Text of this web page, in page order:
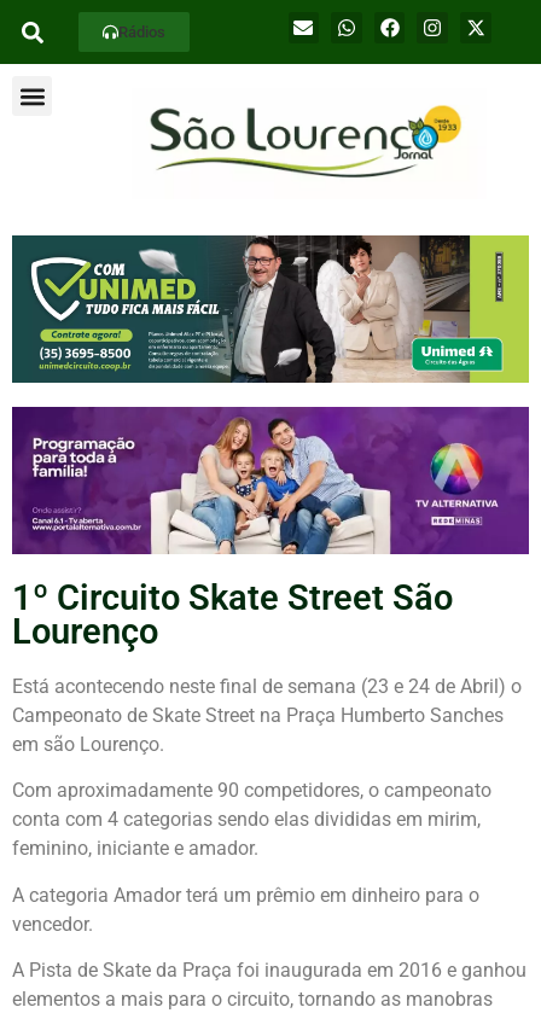
Rádios
1º Circuito Skate Street São
Lourenço
Está acontecendo neste final de semana (23 e 24 de Abril) o
Campeonato de Skate Street na Praça Humberto Sanches
em são Lourenço.
Com aproximadamente 90 competidores, o campeonato
conta com 4 categorias sendo elas divididas em mirim,
feminino, iniciante e amador.
A categoria Amador terá um prêmio em dinheiro para o
vencedor.
A Pista de Skate da Praça foi inaugurada em 2016 e ganhou
elementos a mais para o circuito, tornando as manobras